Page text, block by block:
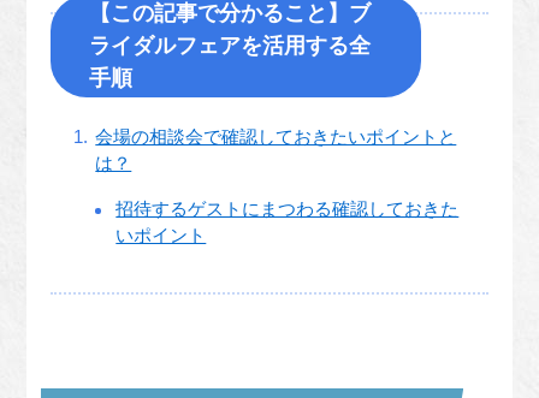
【この記事で分かること】ブ
ライダルフェアを活用する全
手順
会場の相談会で確認しておきたいポイントと
は？
招待するゲストにまつわる確認しておきた
いポイント